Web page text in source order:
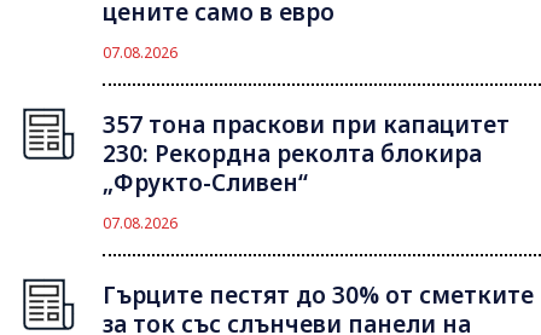
цените само в евро
07.08.2026
357 тона праскови при капацитет
230: Рекордна реколта блокира
„Фрукто-Сливен“
07.08.2026
Гърците пестят до 30% от сметките
за ток със слънчеви панели на